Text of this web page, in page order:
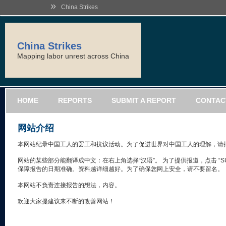
» China Strikes
China Strikes
Mapping labor unrest across China
HOME REPORTS SUBMIT A REPORT
网站介绍
本网站纪录中国工人的罢工和抗议活动。为了促进世界对中国工人的理解，
网站的某些部分能翻译成中文：在右上角选择“汉语”。 为了提供报道，点击
保障报告的日期准确。资料越详细越好。为了确保您网上安全，请不要留名。
本网站不负责连接报告的想法，内容。
欢迎大家提建议来不断的改善网站！